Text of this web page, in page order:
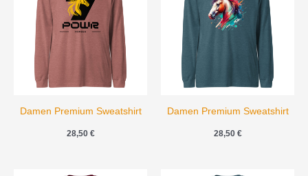
Damen Premium Sweatshirt
28,50 €
Damen Premium Sweatshirt
28,50 €